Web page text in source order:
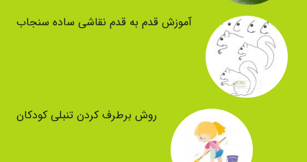
آموزش قدم به قدم نقاشی ساده سنجاب
روش برطرف کردن تنبلی کودکان